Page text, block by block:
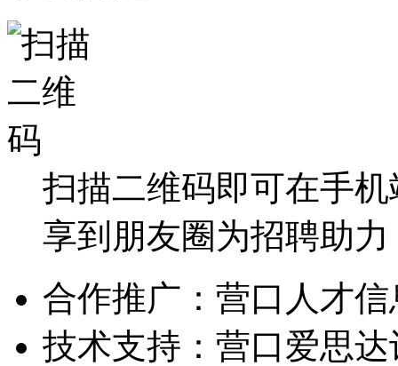
扫描二维码即可在手
享到朋友圈为招聘助力
合作推广：营口人才
技术支持：营口爱思